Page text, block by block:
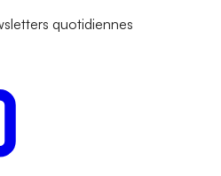
quotidiennes